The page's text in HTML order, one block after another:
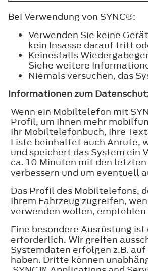
Bei Verwendung von SYNC®:
Verwenden Sie keine
kein Insasse darauf tritt
Keinesfalls
Siehe weitere
Niemals versuchen, das
Informationen zum
Wenn ein Mobiltelefon mit
Profil, um Ihnen mehr
Ihr Mobiltelefonbuch, Ihre
Liste beinhaltet auch Anrufe,
und speichert das System ein
ca. 10 Minuten mit den
verbessern und um eventuell
Das Profil des Mobiltelefons,
Ihrem Fahrzeug zugreifen,
verwenden wollen,
Eine besondere Ausrüstung
erforderlich. Wir greifen
Systemdaten erfolgen z.B.
haben. Dritte können